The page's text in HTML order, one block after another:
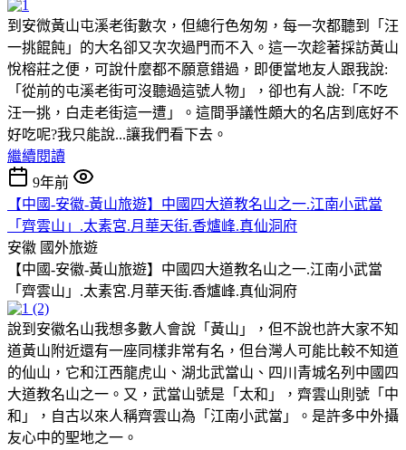
到安微黃山屯溪老街數次，但總行色匆匆，每一次都聽到「汪
一挑餛飩」的大名卻又次次過門而不入。這一次趁著採訪黃山
悅榕莊之便，可說什麼都不願意錯過，即便當地友人跟我說:
「從前的屯溪老街可沒聽過這號人物」，卻也有人說:「不吃
汪一挑，白走老街這一遭」。這間爭議性頗大的名店到底好不
好吃呢?我只能說...讓我們看下去。
繼續閱讀
9年前
【中國-安徽-黃山旅遊】中國四大道教名山之一.江南小武當
「齊雲山」.太素宮.月華天街.香爐峰.真仙洞府
安徽 國外旅遊
【中國-安徽-黃山旅遊】中國四大道教名山之一.江南小武當
「齊雲山」.太素宮.月華天街.香爐峰.真仙洞府
說到安徽名山我想多數人會說「黃山」，但不說也許大家不知
道黃山附近還有一座同樣非常有名，但台灣人可能比較不知道
的仙山，它和江西龍虎山、湖北武當山、四川青城名列中國四
大道教名山之一。又，武當山號是「太和」，齊雲山則號「中
和」，自古以來人稱齊雲山為「江南小武當」。是許多中外攝
友心中的聖地之一。